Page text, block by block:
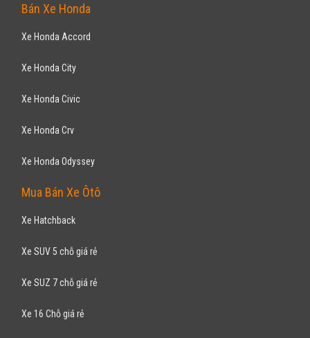
Bán Xe Honda
Xe Honda Accord
Xe Honda City
Xe Honda Civic
Xe Honda Crv
Xe Honda Odyssey
Mua Bán Xe Ôtô
Xe Hatchback
Xe SUV 5 chỗ giá rẻ
Xe SUZ 7 chỗ giá rẻ
Xe 16 Chỗ giá rẻ